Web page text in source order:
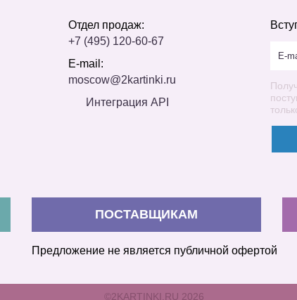
Отдел продаж:
+7 (495) 120-60-67
E-mail:
moscow@2kartinki.ru
Интеграция API
ПОСТАВЩИКАМ
Предложение не является публичной офертой
©2KARTINKI.RU 2026